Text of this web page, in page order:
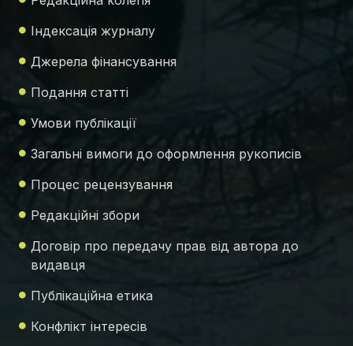
Індексація журналу
Джерела фінансування
Подання статті
Умови публікації
Загальні вимоги до оформлення рукописів
Процес рецензування
Редакційні збори
Договір про передачу прав від автора до
видавця
Публікаційна етика
Конфлікт інтересів